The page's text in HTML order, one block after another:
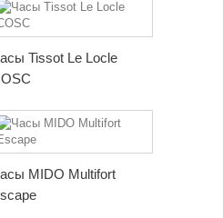
Tissot Le Locle
MIDO Multifort